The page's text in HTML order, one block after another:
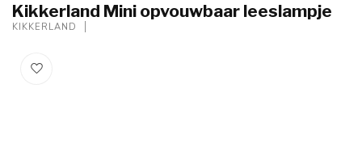
Kikkerland Mini opvouwbaar leeslampje
KIKKERLAND